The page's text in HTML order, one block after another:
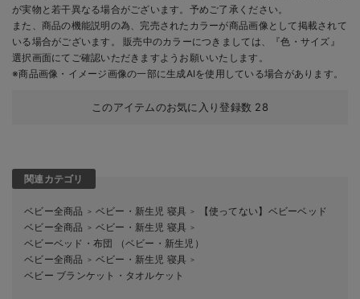
が実物と若干異なる場合がございます。予めご了承ください。
また、商品の機能説明の為、完売されたカラーが商品画像として掲載されて
いる場合がございます。 販売中のカラーにつきましては、『色・サイズ』
選択画面にてご確認いただきますようお願いいたします。
※商品画像・イメージ画像の一部に生成AIを使用している場合があります。
このアイテムのお気に入り登録数 28
関連カテゴリ
ベビー全商品 ＞ ベビー・新生児 寝具 ＞
【使ってない】ベビーベッド
ベビー全商品
＞ ベビー・新生児 寝具 ＞
ベビーベッド・布団 （ベビー・新生児）
ベビー全商品
＞ ベビー・新生児 寝具 ＞
ベビー ブランケット・タオルケット